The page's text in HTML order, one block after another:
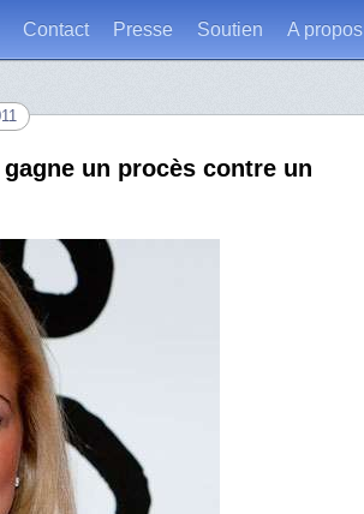
Contact Presse Soutien A propos
un procès contre un